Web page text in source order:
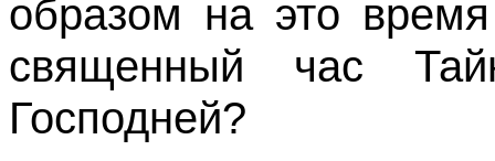
образом на это
священный час
Господней?